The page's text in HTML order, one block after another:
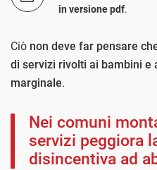
in versione pdf.
Ciò non deve far pensare
di servizi rivolti ai bambini e
marginale.
Nei comuni
servizi peggiora
disincentiva ad